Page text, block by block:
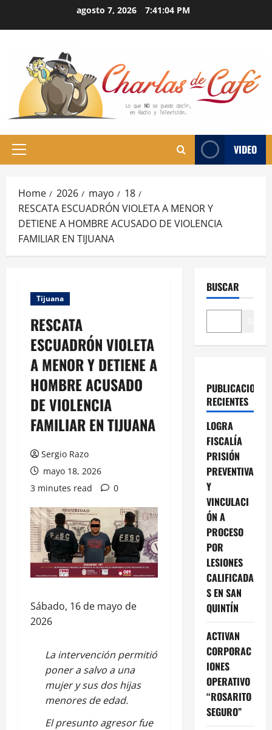
agosto 7, 2026 7:41:05 PM
Primary
VIDEO
Home 2026 mayo
18
RESCATA ESCUADRÓN VIOLETA A MENOR Y
DETIENE A HOMBRE ACUSADO DE VIOLENCIA
FAMILIAR EN TIJUANA
Tijuana
RESCATA
ESCUADRÓN VIOLETA
A MENOR Y DETIENE A
HOMBRE ACUSADO
DE VIOLENCIA
FAMILIAR EN TIJUANA
Sergio Razo
mayo 18, 2026
3 minutes read
0
Sábado, 16 de mayo de
2026
La intervención permitió
poner a salvo a una
mujer y sus dos hijas
menores de edad.
El presunto agresor fue
BUSCAR
PUBLICACIONES
RECIENTES
LOGRA
FISCALÍA
PRISIÓN
PREVENTIVA
Y
VINCULACI
ÓN A
PROCESO
POR
LESIONES
CALIFICADA
S EN SAN
QUINTÍN
ACTIVAN
CORPORAC
IONES
OPERATIVO
“ROSARITO
SEGURO”